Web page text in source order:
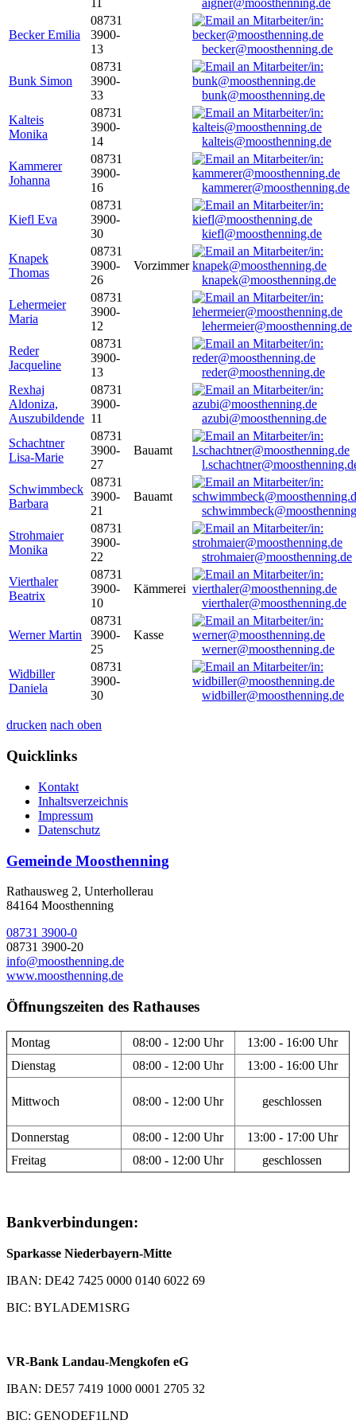
aigner@moosthenning.de
Becker Emilia
08731
3900-
13
becker@moosthenning.de
Bunk Simon
08731
3900-
33
bunk@moosthenning.de
Kalteis
Monika
08731
3900-
14
kalteis@moosthenning.de
Kammerer
Johanna
08731
3900-
16
kammerer@moosthenning.de
Kiefl Eva
08731
3900-
30
kiefl@moosthenning.de
Knapek
Thomas
08731
3900-
26
Vorzimmer
knapek@moosthenning.de
Lehermeier
Maria
08731
3900-
12
lehermeier@moosthenning.de
Reder
Jacqueline
08731
3900-
13
reder@moosthenning.de
Rexhaj
Aldoniza,
Auszubildende
08731
3900-
11
azubi@moosthenning.de
Schachtner
Lisa-Marie
08731
3900-
27
Bauamt
Schwimmbeck
Barbara
08731
3900-
21
Bauamt
Strohmaier
Monika
08731
3900-
22
strohmaier@moosthenning.de
Vierthaler
Beatrix
08731
3900-
10
Kämmerei
vierthaler@moosthenning.de
Werner Martin
08731
3900-
25
Kasse
werner@moosthenning.de
Widbiller
Daniela
08731
3900-
30
widbiller@moosthenning.de
drucken nach oben
Quicklinks
Kontakt
Inhaltsverzeichnis
Impressum
Datenschutz
Gemeinde Moosthenning
Rathausweg 2, Unterhollerau
84164 Moosthenning
08731 3900-0
08731 3900-20
info@moosthenning.de
www.moosthenning.de
Öffnungszeiten des Rathauses
Montag 08:00 - 12:00 Uhr
13:00 - 16:00 Uhr
Dienstag
08:00 - 12:00 Uhr 13:00 - 16:00 Uhr
Mittwoch 08:00 - 12:00 Uhr geschlossen
Donnerstag 08:00 - 12:00 Uhr
13:00 - 17:00 Uhr
Freitag
08:00 - 12:00 Uhr geschlossen
Bankverbindungen:
Sparkasse Niederbayern-Mitte
IBAN: DE42 7425 0000 0140 6022 69
BIC: BYLADEM1SRG
VR-Bank Landau-Mengkofen eG
IBAN: DE57 7419 1000 0001 2705 32
BIC: GENODEF1LND